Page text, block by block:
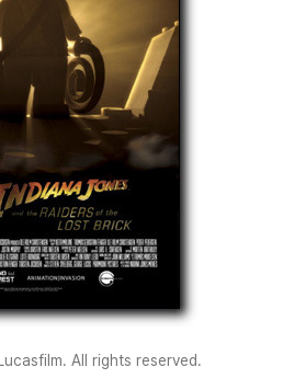
All rights reserved.